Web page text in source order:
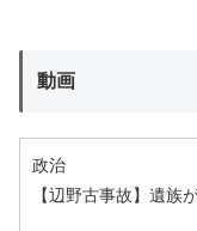
動画
政治
【辺野古事故】遺族